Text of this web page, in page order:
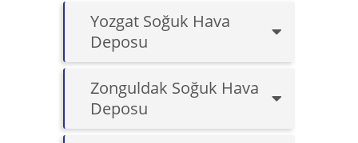
Yozgat Soğuk Hava
Deposu
Zonguldak Soğuk Hava
Deposu